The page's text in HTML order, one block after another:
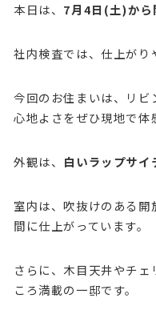
本日は、 7月4日(土)から
社内検査では、仕上がり
今回のお住まいは、リ
心地よさをぜひ現地で体
外観は、 白いラップサイ
室内は、吹抜けのある
間に仕上がっています。
さらに、木目天井やチ
ころ満載の一邸です。